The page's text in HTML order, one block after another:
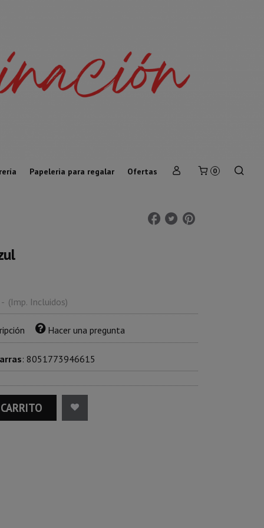
Papeleria para regalar Ofertas 0
- (Imp. Incluidos)
Hacer una pregunta
: 8051773946615